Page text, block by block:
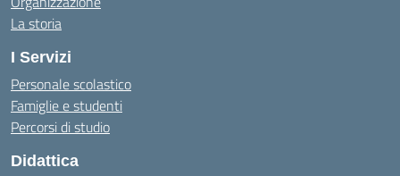
La storia
I Servizi
Personale scolastico
Famiglie e studenti
Percorsi di studio
Didattica